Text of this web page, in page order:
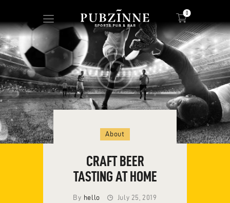
0
HOME
DRINKS MENU
FOOD MENU
About
CRAFT BEER
TASTING AT HOME
By hello July 25, 2019